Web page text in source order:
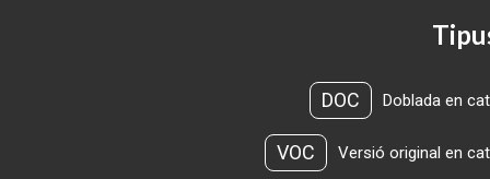
DOC Doblada en
VOC Versió original en